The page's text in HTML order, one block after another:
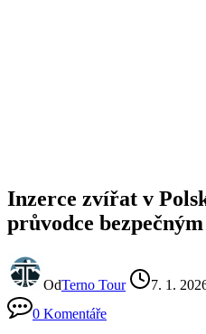
Inzerce zvířat v
průvodce
OdTerno Tour 7. 1.
0 Komentáře